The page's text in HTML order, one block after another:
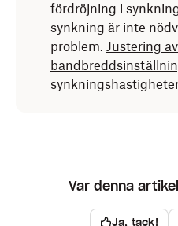
fördröjning i
synkning är inte
problem. Justering
Var denna
Ja, tack!